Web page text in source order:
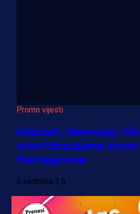
Promo vijesti
Internet, televizija i
svim lokacijama širom
Hercegovine
3 sedmica 2 h